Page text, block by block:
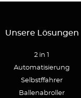
Unsere Lösungen
2 in 1
Automatisierung
Selbstffahrer
Ballenabroller